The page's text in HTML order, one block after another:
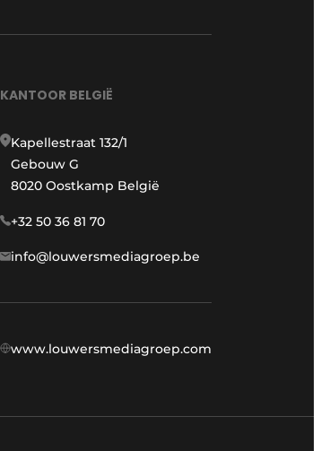
KANTOOR BELGIË
Kapellestraat 132/1
Gebouw G
8020 Oostkamp België
+32 50 36 81 70
info@louwersmediagroep.be
www.louwersmediagroep.com